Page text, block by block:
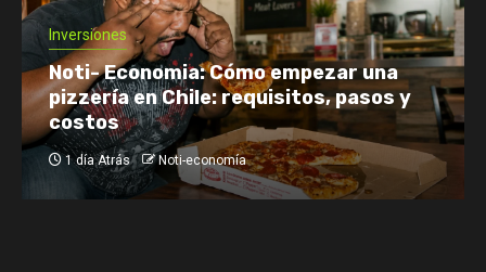
Economía: Noticias Emprendimiento y Negocios
Finanzas: Noticias y Consejos Inversiones
Netflix enfrenta el reto de retener a
su audiencia
1 día Atrás Noti-economía